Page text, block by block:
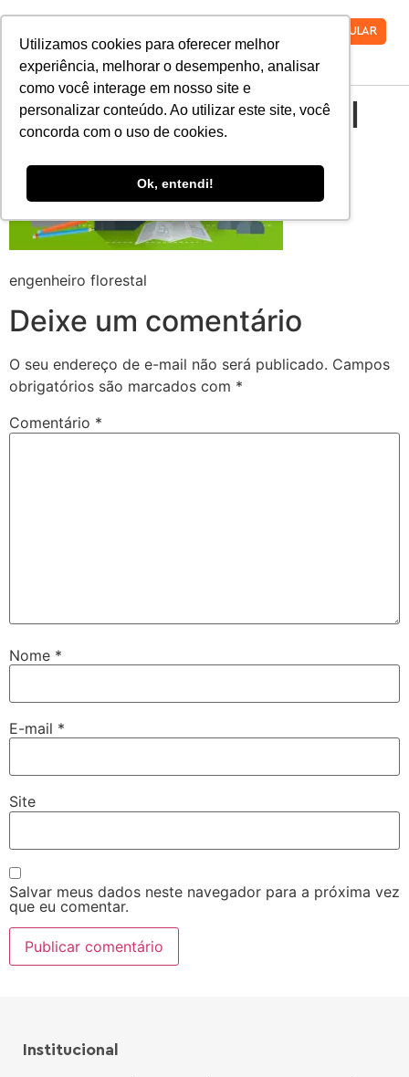
Utilizamos cookies para oferecer melhor
experiência, melhorar o desempenho, analisar
como você interage em nosso site e
personalizar conteúdo. Ao utilizar este site, você
concorda com o uso de cookies.
Ok, entendi!
VESTIBULAR
engenheiro florestal
engenheiro florestal
Deixe um comentário
O seu endereço de e-mail não será publicado. Campos
obrigatórios são marcados com *
Comentário *
Nome *
E-mail *
Site
Salvar meus dados neste navegador para a próxima vez
que eu comentar.
Institucional